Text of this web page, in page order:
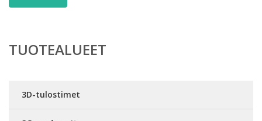
TUOTEALUEET
3D-tulostimet